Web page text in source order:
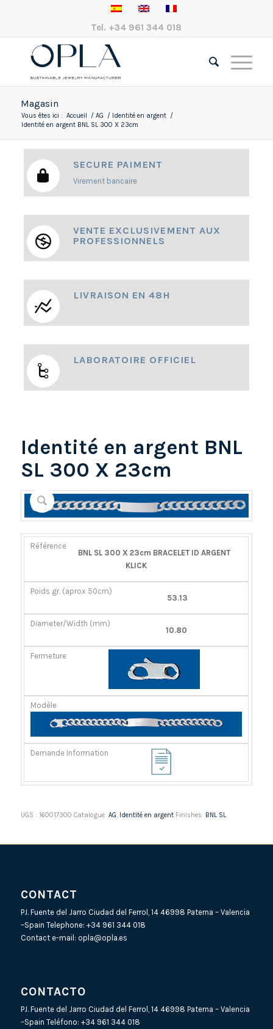
Tel. +34 961 344 018
Magasin
Vous êtes ici : Accueil / AG / Identité en argent /
Identité en argent BNL SL 300 X 23cm
SECURE PAIMENT
Virement bancaire
VENTE EXCLUSIVEMENT AUX
PROFESSIONNELS
LIVRAISON EN 48H
LABORATOIRE OFFICIEL
Identité en argent BNL
SL 300 X 23cm
RÉFÉRENCE
POIDS
50CM)
DIAMÈTER/LARGEUR
BNL SL 300 X 23cm BRACELET ID ARGENT
KLICK
53.13
10.80
UGS : 160017300 Catalogue: AG Identité en argent Finishes: BNL SL
CONTACT
P.I. Fuente del Jarro Ciudad del Ferrol, 14 46998 Paterna – Valencia
–Spain Telephone: +34 961 344 018
Contact e-mail: opla@opla.es
CONTACTO
P.I. Fuente del Jarro Ciudad del Ferrol, 14 46998 Paterna – Valencia
–Spain Teléfono: +34 961 344 018